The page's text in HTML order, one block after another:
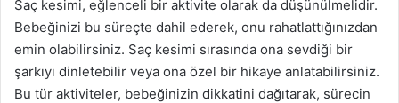
Saç kesimi, eğlenceli bir aktivite olarak da düşünülmelidir.
Bebeğinizi bu süreçte dahil ederek, onu rahatlattığınızdan
emin olabilirsiniz. Saç kesimi sırasında ona sevdiği bir
şarkıyı dinletebilir veya ona özel bir hikaye anlatabilirsiniz.
Bu tür aktiviteler, bebeğinizin dikkatini dağıtarak, sürecin